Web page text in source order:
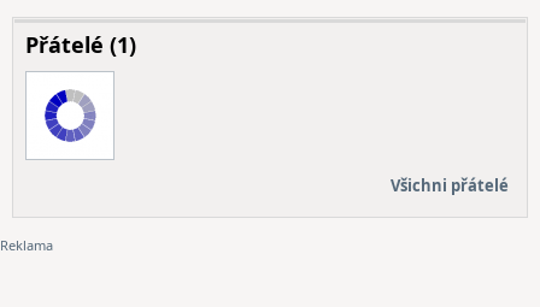
Přátelé (1)
Všichni přátelé